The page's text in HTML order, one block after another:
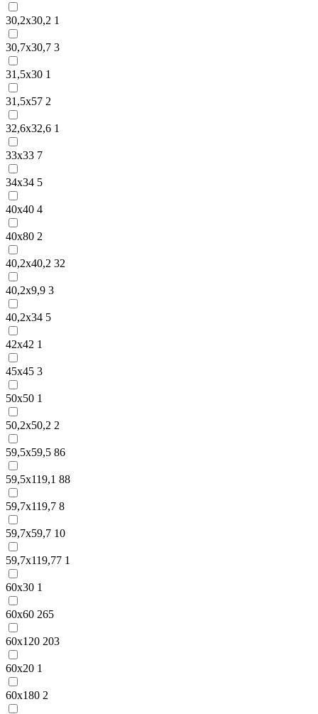
30,2х30,2 1
30,7х30,7 3
31,5х30 1
31,5х57 2
32,6х32,6 1
33х33 7
34х34 5
40х40 4
40х80 2
40,2х40,2 32
40,2х9,9 3
40,2х34 5
42х42 1
45х45 3
50х50 1
50,2х50,2 2
59,5х59,5 86
59,5х119,1 88
59,7х119,7 8
59,7х59,7 10
59,7х119,77 1
60х30 1
60х60 265
60х120 203
60х20 1
60х180 2